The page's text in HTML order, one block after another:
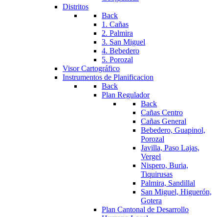
Distritos
Back
1. Cañas
2. Palmira
3. San Miguel
4. Bebedero
5. Porozal
Visor Cartográfico
Instrumentos de Planificacion
Back
Plan Regulador
Back
Cañas Centro
Cañas General
Bebedero, Guapinol,
Porozal
Javilla, Paso Lajas,
Vergel
Nispero, Buria,
Tiquirusas
Palmira, Sandillal
San Miguel, Higuerón,
Gotera
Plan Cantonal de Desarrollo